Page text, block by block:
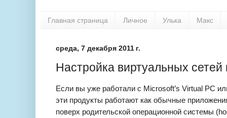
Главная страница Личное Улька Макс
среда, 7 декабря 2011 г.
Настройка виртуальных сетей
Если вы уже работали с Microsoft’s Virtual PC
эти продукты работают как обычные
поверх родительской операционной системы